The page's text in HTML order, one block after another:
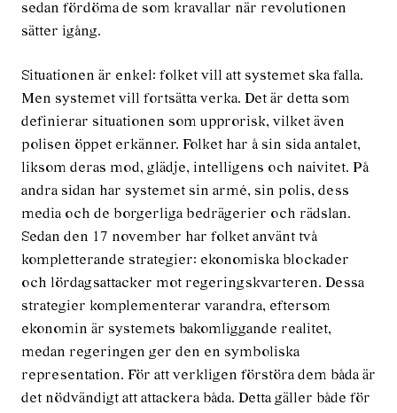
sedan fördöma de som kravallar när revolutionen
sätter igång.
Situationen är enkel: folket vill att systemet ska falla.
Men systemet vill fortsätta verka. Det är detta som
definierar situationen som upprorisk, vilket även
polisen öppet erkänner. Folket har å sin sida antalet,
liksom deras mod, glädje, intelligens och naivitet. På
andra sidan har systemet sin armé, sin polis, dess
media och de borgerliga bedrägerier och rädslan.
Sedan den 17 november har folket använt två
kompletterande strategier: ekonomiska blockader
och lördagsattacker mot regeringskvarteren. Dessa
strategier komplementerar varandra, eftersom
ekonomin är systemets bakomliggande realitet,
medan regeringen ger den en symboliska
representation. För att verkligen förstöra dem båda är
det nödvändigt att attackera båda. Detta gäller både för